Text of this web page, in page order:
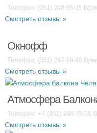
Телефон: (351) 248-95-35
Смотреть отзывы »
Окнофф
Телефон: (351) 247-59-49
Смотреть отзывы »
Атмосфера
Телефон: +7 (351) 248-75-35
Смотреть отзывы »